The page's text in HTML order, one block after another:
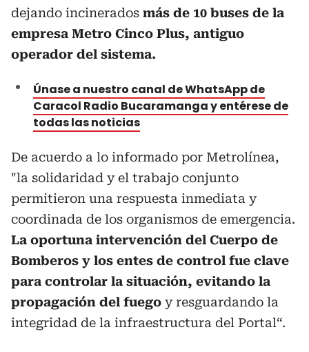
dejando incinerados más de 10 buses de la
empresa Metro Cinco Plus, antiguo
operador del sistema.
Únase a nuestro canal de WhatsApp de
Caracol Radio Bucaramanga y entérese de
todas las noticias
De acuerdo a lo informado por Metrolínea,
"la solidaridad y el trabajo conjunto
permitieron una respuesta inmediata y
coordinada de los organismos de emergencia.
La oportuna intervención del Cuerpo de
Bomberos y los entes de control fue clave
para controlar la situación, evitando la
propagación del fuego y resguardando la
integridad de la infraestructura del Portal“.